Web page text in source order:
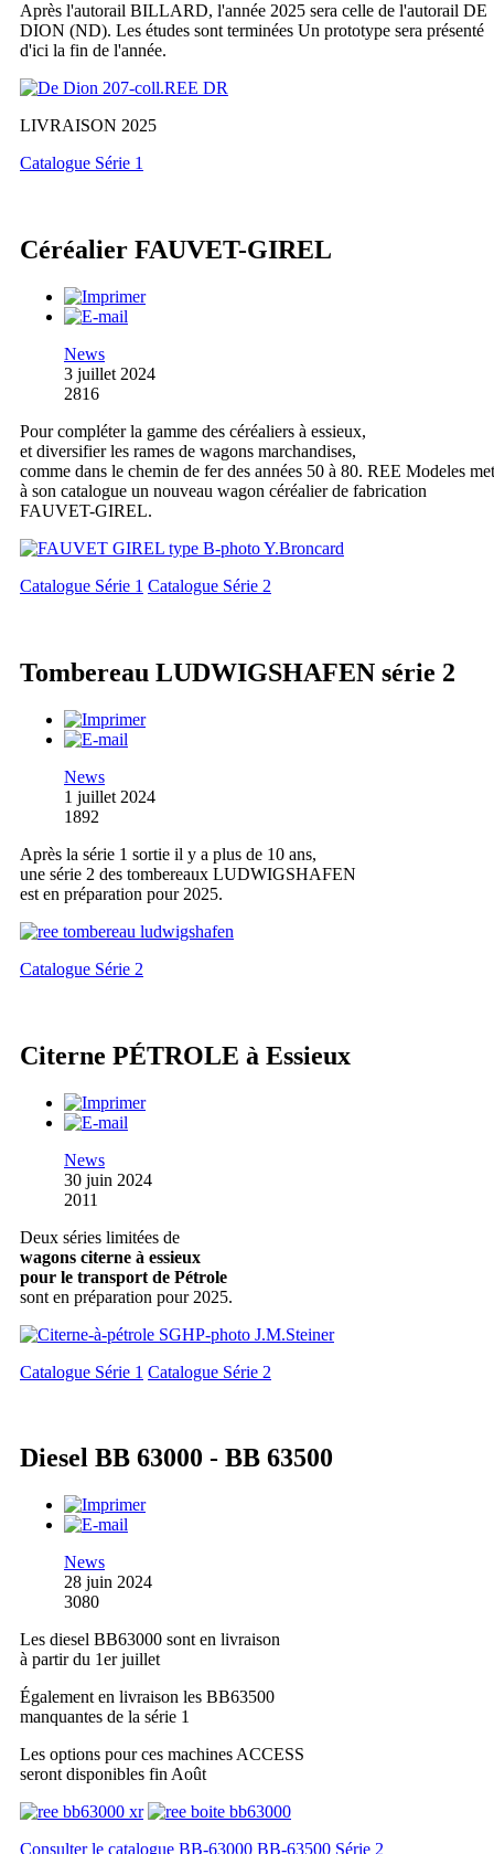
Après l'autorail BILLARD, l'année 2025 sera celle de l'autorail DE
DION (ND). Les études sont terminées Un prototype sera présenté
d'ici la fin de l'année.
LIVRAISON 2025
Catalogue Série 1
Céréalier FAUVET-GIREL
News
3 juillet 2024
2816
Pour compléter la gamme des céréaliers à essieux,
et diversifier les rames de wagons marchandises,
comme dans le chemin de fer des années 50 à 80. REE Modeles met
à son catalogue un nouveau wagon céréalier de fabrication
FAUVET-GIREL.
Catalogue Série 1 Catalogue Série 2
Tombereau LUDWIGSHAFEN série 2
News
1 juillet 2024
1892
Après la série 1 sortie il y a plus de 10 ans,
une série 2 des tombereaux LUDWIGSHAFEN
est en préparation pour 2025.
Catalogue Série 2
Citerne PÉTROLE à Essieux
News
30 juin 2024
2011
Deux séries limitées de
wagons citerne à essieux
pour le transport de Pétrole
sont en préparation pour 2025.
Catalogue Série 1 Catalogue Série 2
Diesel BB 63000 - BB 63500
News
28 juin 2024
3080
Les diesel BB63000 sont en livraison
à partir du 1er juillet
Également en livraison les BB63500
manquantes de la série 1
Les options pour ces machines ACCESS
seront disponibles fin Août
Consulter le catalogue BB-63000 BB-63500 Série 2